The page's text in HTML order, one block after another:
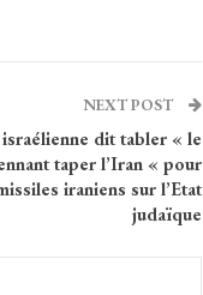
NEXT POST
dit tabler « le
taper l’Iran « pour
iraniens sur l’Etat
judaïque